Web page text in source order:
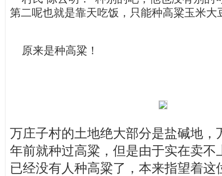
第二呢也就是靠天吃饭，只能种高粱玉米大
原来是种高粱！
万庄子村的土地绝大部分是盐碱地，
年前就种过高粱，但是由于实在卖不
已经没有人种高粱了，本来指望着这